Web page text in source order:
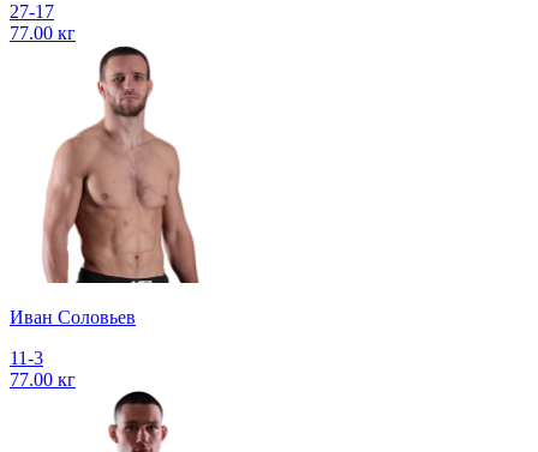
27-17
77.00 кг
Иван Соловьев
11-3
77.00 кг